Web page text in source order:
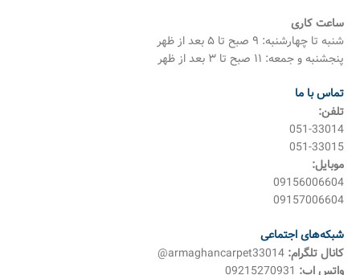
ساعت کاری
شنبه تا چهارشنبه: ۹ صبح تا ۵ بعد از ظهر
پنجشنبه و جمعه: ۱۱ صبح تا ۳ بعد از ظهر
تماس با ما
تلفن:
051-33014
051-33015
موبایل:
09156006604
09157006604
شبکه‌های اجتماعی
کانال تلگرام:
واتس اپ: 09215270931